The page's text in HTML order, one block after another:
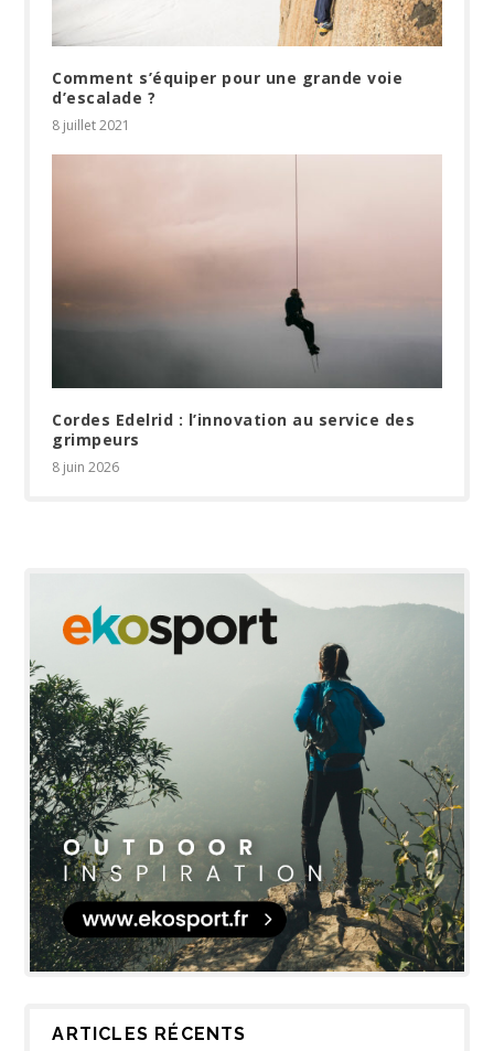
Comment s’équiper pour une grande voie
d’escalade ?
8 juillet 2021
Cordes Edelrid : l’innovation au service des
grimpeurs
8 juin 2026
ARTICLES RÉCENTS